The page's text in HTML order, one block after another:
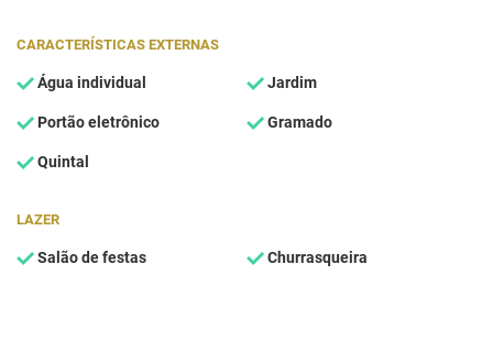
CARACTERÍSTICAS EXTERNAS
Água individual Jardim
Portão eletrônico Gramado
Quintal
LAZER
Salão de festas Churrasqueira